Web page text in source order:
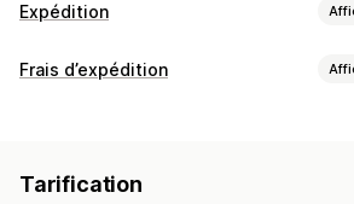
Expédition
Étiquettes et emballages
Listes de sélection
Frais d’expédition
En fonction du poids
Tarification